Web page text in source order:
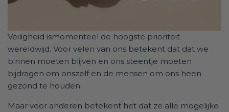
Veiligheid ismomenteel de hoogste prioriteit
wereldwijd. Voor velen van ons betekent dat dat we
binnen moeten blijven en ons steentje moeten
bijdragen om onszelf en de mensen om ons heen
gezond te houden.
Maar voor anderen betekent het dat ze alle mogelijke